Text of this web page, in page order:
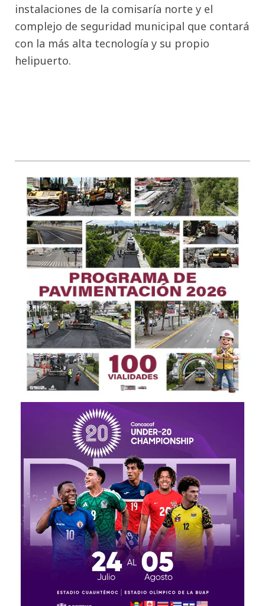
instalaciones de la comisaría norte y el
complejo de seguridad municipal que contará
con la más alta tecnología y su propio
helipuerto.